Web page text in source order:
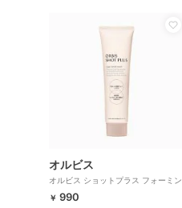
オルビス
オルビス ショットプラス フォーミン
グウォッシュ 100g
￥ 990